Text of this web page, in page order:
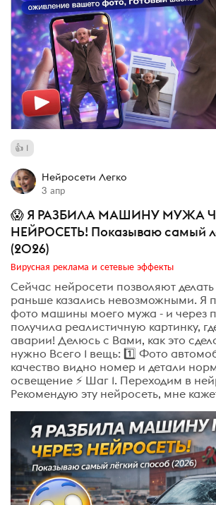
1
Нейросети Легко
3 апр
😱 Я РАЗБИЛА МАШИНУ МУЖА
НЕЙРОСЕТЬ! Показываю самый
(2026)
Вирусная реклама и сетевые эффекты
Сейчас нейросети позволяют
раньше казались невозможными. Я
фото машины моего мужа - и через
получила реалистичную картинку,
аварии! Делюсь с Вами, как это
нужно Всего 1 вещь: 1️⃣ Фото
качество видно номер и детали
освещение ⚡ Шаг 1. Переходим в
Рекомендую эту нейросеть, мне